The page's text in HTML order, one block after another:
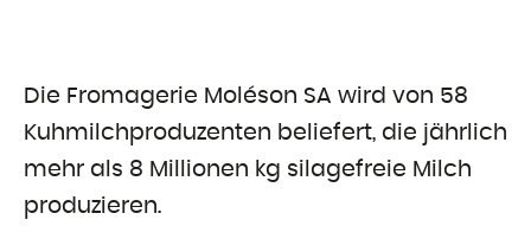
Die Fromagerie Moléson SA wird von 58
Kuhmilchproduzenten beliefert, die jährlich
mehr als 8 Millionen kg silagefreie Milch
produzieren.